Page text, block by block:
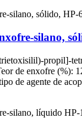
silano,
propil]-
de enxofre (%):
de agente de